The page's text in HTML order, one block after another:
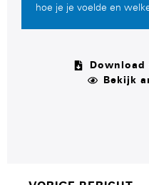
hoe je je voelde en
Download
Bekijk